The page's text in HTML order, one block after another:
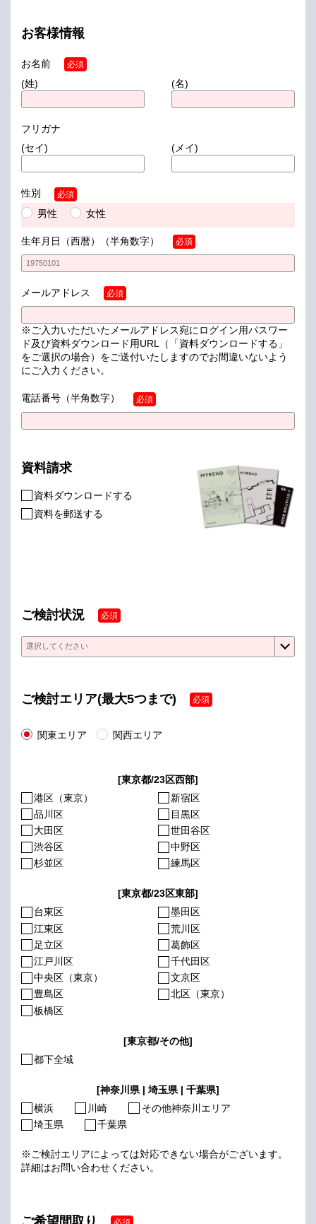
お客様情報
お名前 必須
(姓) (名)
フリガナ
(セイ)
(メイ)
性別 必須
男性 女性
生年月日（西暦） （半角数字） 必須
メールアドレス 必須
※ご入力いただいたメールアドレス宛にログイン用パスワー
ド及び資料ダウンロード用URL（「資料ダウンロードする」
をご選択の場合）をご送付いたしますのでお間違いないよう
にご入力ください。
電話番号 （半角数字） 必須
資料請求
資料ダウンロードする
資料を郵送する
ご検討状況 必須
ご検討エリア(最大5つまで) 必須
関東エリア 関西エリア
[東京都/23区西部]
港区（東京）
新宿区
品川区
目黒区
大田区
世田谷区
渋谷区
中野区
杉並区
練馬区
[東京都/23区東部]
台東区
墨田区
江東区
荒川区
足立区
葛飾区
江戸川区
千代田区
中央区（東京）
文京区
豊島区
北区（東京）
板橋区
[東京都/その他]
都下全域
[神奈川県 | 埼玉県 | 千葉県]
横浜
川崎
その他神奈川エリア
埼玉県
千葉県
※ご検討エリアによっては対応できない場合がございます。
詳細はお問い合わせください。